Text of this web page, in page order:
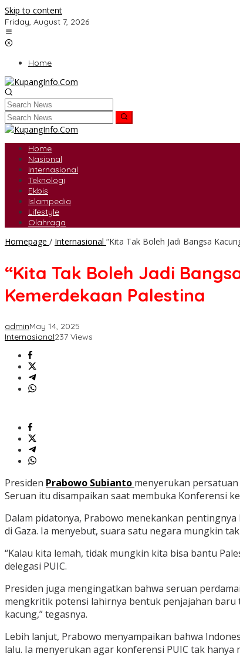
Skip to content
Friday, August 7, 2026
Home
Home
Nasional
Internasional
Teknologi
Ekbis
Islampedia
Lifestyle
Olahraga
Homepage / Internasional “Kita Tak Boleh Jadi Bangsa
“Kita Tak Boleh Jadi
Kemerdekaan Palestina
adminMay 14, 2025
Internasional237 Views
Presiden Prabowo Subianto menyerukan
Seruan itu disampaikan saat membuka Konferensi
Dalam pidatonya, Prabowo menekankan
di Gaza. Ia menyebut, suara satu negara mungkin
“Kalau kita lemah, tidak mungkin kita bisa bantu
delegasi PUIC.
Presiden juga mengingatkan bahwa seruan
mengkritik potensi lahirnya bentuk penjajahan baru
kacung,” tegasnya.
Lebih lanjut, Prabowo menyampaikan bahwa
lalu. Ia menyerukan agar konferensi PUIC tak